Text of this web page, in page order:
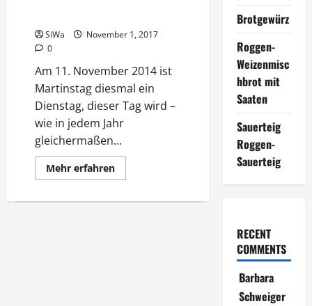
SiWa
November 1, 2017
0
Am 11. November 2014 ist
Martinstag diesmal ein
Dienstag, dieser Tag wird –
wie in jedem Jahr
gleichermaßen...
Mehr erfahrenMehr
Informationen
Brotgewürz
Roggen-
Weizenmisc
hbrot mit
Saaten
Sauerteig
Roggen-
Sauerteig
RECENT
COMMENTS
Barbara
Schweiger